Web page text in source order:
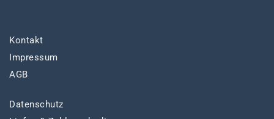
Kontakt
Impressum
AGB
Datenschutz